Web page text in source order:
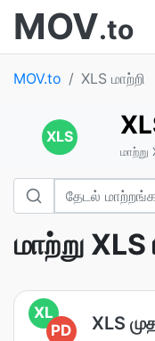
MOV.to
MOV.to XLS மாற்றி
XLS
மாற்று
மாற்று
XL
PD
XLS